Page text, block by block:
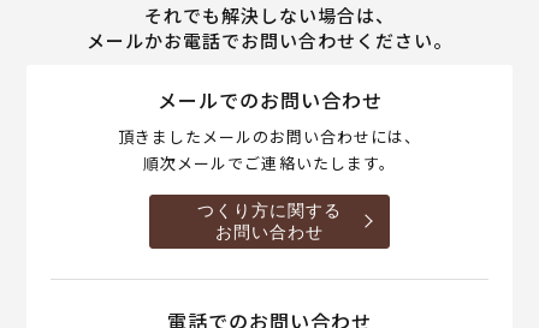
それでも解決しない場合は、
メールかお電話でお問い合わせください。
メールでのお問い合わせ
頂きましたメールのお問い合わせには、
順次メールでご連絡いたします。
つくり方に関する
お問い合わせ
電話でのお問い合わせ